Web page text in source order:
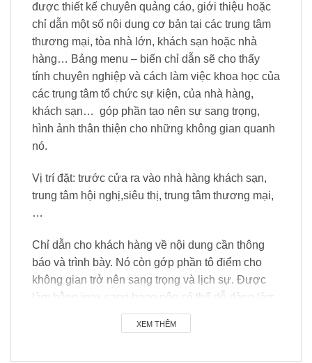
được thiết kế chuyên quảng cáo, giới thiệu hoặc
chỉ dẫn một số nội dung cơ bản tại các trung tâm
thương mại, tòa nhà lớn, khách sạn hoặc nhà
hàng… Bảng menu – biển chỉ dẫn sẽ cho thấy
tính chuyên nghiệp và cách làm việc khoa học của
các trung tâm tổ chức sự kiện, của nhà hàng,
khách sạn… góp phần tạo nên sự sang trọng,
hình ảnh thân thiện cho những không gian quanh
nó.
Vị trí đặt: trước cửa ra vào nhà hàng khách sạn,
trung tâm hội nghị,siêu thị, trung tâm thương mại,
…
Chỉ dẫn cho khách hàng về nội dung cần thông
báo và trình bày. Nó còn gớp phần tô điểm cho
không gian trở nên sang trọng và lịch sự. Được
làm bằng inox sang bong nên có thể dễ dàng làm
XEM THÊM